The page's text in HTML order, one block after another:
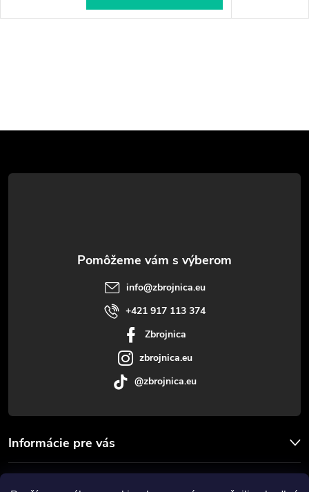
á
Informácie pre vás
info@zbrojnica.eu
+421 917 113 374
Zbrojnica
zbrojnica.eu
@zbrojnica.eu